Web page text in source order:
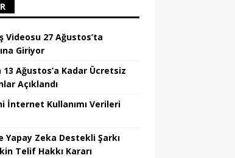
Videosu 27 Ağustos’ta
Giriyor
13 Ağustos’a Kadar Ücretsiz
Açıklandı
İnternet Kullanımı Verileri
Yapay Zeka Destekli Şarkı
Telif Hakkı Kararı